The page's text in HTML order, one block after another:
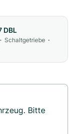
DBL
• Schaltgetriebe •